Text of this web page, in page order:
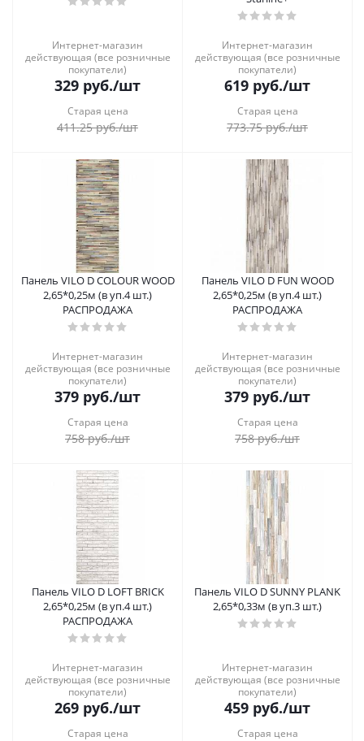
Интернет-магазин
действующая (все розничные
покупатели)
329 руб./шт
Старая цена
411.25руб./шт
Интернет-магазин
действующая (все розничные
покупатели)
619 руб./шт
Старая цена
773.75руб./шт
Панель VILO D COLOUR WOOD
2,65*0,25м (в уп.4 шт.)
РАСПРОДАЖА
Интернет-магазин
действующая (все розничные
покупатели)
379 руб./шт
Старая цена
758руб./шт
Панель VILO D FUN WOOD
2,65*0,25м (в уп.4 шт.)
РАСПРОДАЖА
Интернет-магазин
действующая (все розничные
покупатели)
379 руб./шт
Старая цена
758руб./шт
Панель VILO D LOFT BRICK
2,65*0,25м (в уп.4 шт.)
РАСПРОДАЖА
Интернет-магазин
действующая (все розничные
покупатели)
269 руб./шт
Старая цена
Панель VILO D SUNNY PLANK
2,65*0,33м (в уп.3 шт.)
Интернет-магазин
действующая (все розничные
покупатели)
459 руб./шт
Старая цена